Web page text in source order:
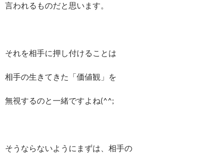
言われるものだと思います。
それを相手に押し付けることは
相手の生きてきた「価値観」を
無視するのと一緒ですよね(^^;
そうならないようにまずは、相手の